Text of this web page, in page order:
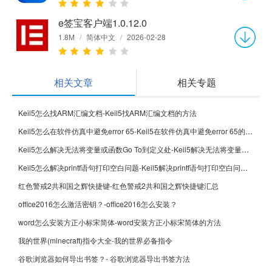
e签宝客户端1.0.12.0
1.8M / 简体中文 / 2026-02-28
相关文章 相关专题
Keil5怎么找ARM汇编文档-Keil5找ARM汇编文档的方法
Keil5怎么在软件仿真中避免error 65-Keil5在软件仿真中避免error 65的方法
Keil5怎么解决无法将变量或函数Go To到定义处-Keil5解决无法将变量或函数Go To到定义处的方法
Keil5怎么解决printf语句打印空白问题-Keil5解决printf语句打印空白问题的方法
红色警戒2共和国之辉快捷键-红色警戒2共和国之辉快捷键汇总
office2016怎么激活密钥？-office2016怎么安装？
word怎么安装方正小标宋简体-word安装方正小标宋简体的方法
我的世界(minecraft)指令大全-我的世界必备指令
谷歌浏览器如何导出书签？- 谷歌浏览器导出书签方法